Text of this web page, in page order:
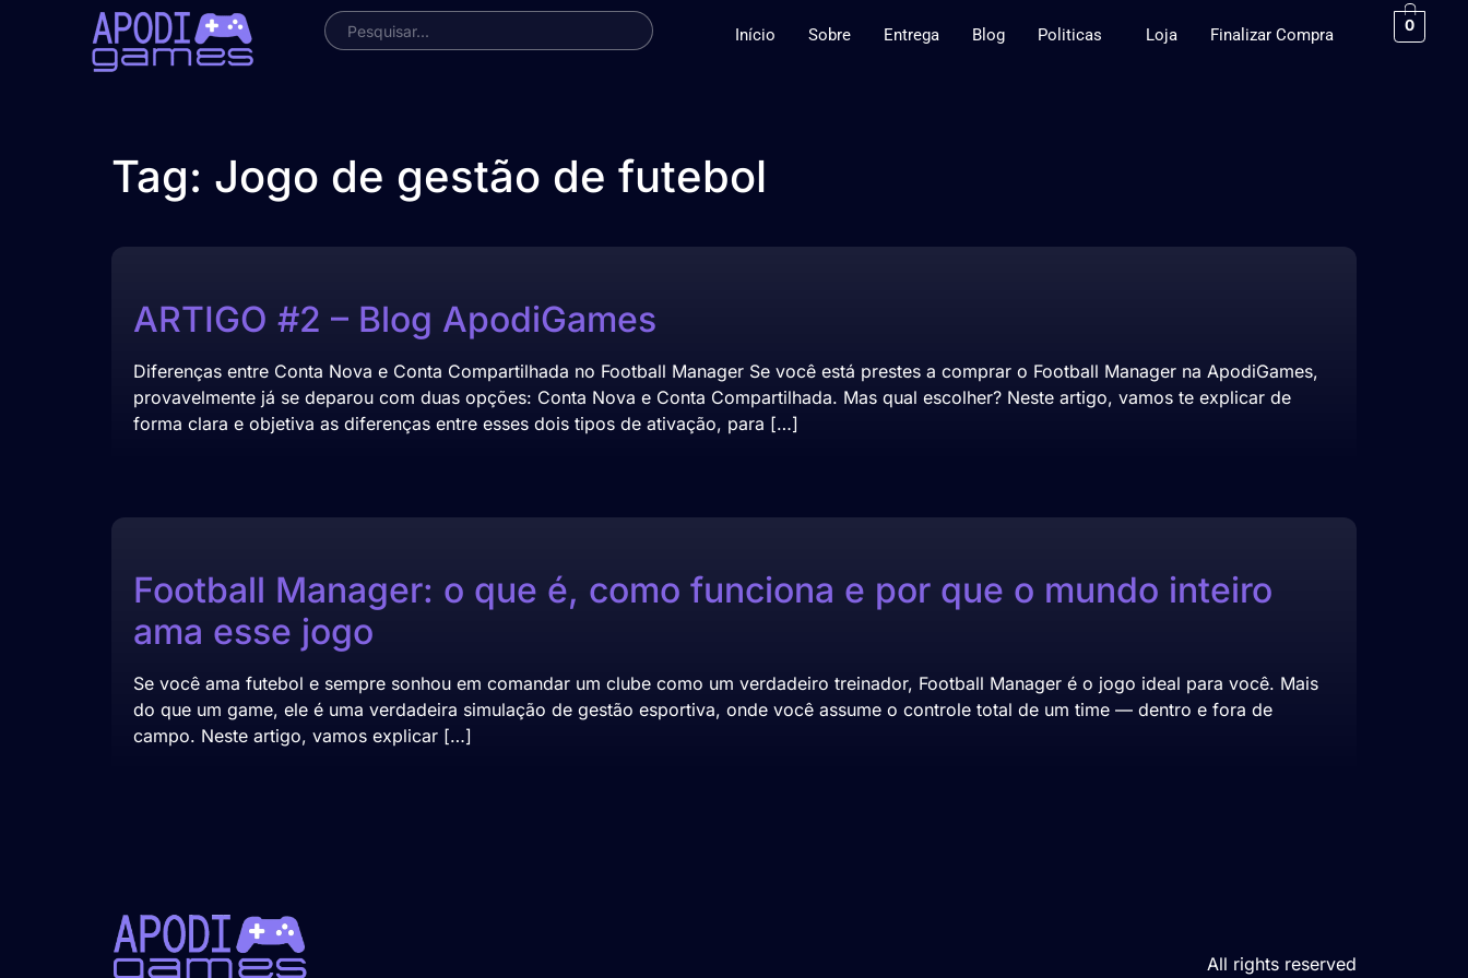
Início Sobre Entrega Blog Politicas Loja Finalizar Compra 0
Tag: Jogo de gestão de futebol
ARTIGO #2 – Blog ApodiGames
Diferenças entre Conta Nova e Conta Compartilhada no Football Manager Se você está prestes a comprar o Football Manager na ApodiGames,
provavelmente já se deparou com duas opções: Conta Nova e Conta Compartilhada. Mas qual escolher? Neste artigo, vamos te explicar de
forma clara e objetiva as diferenças entre esses dois tipos de ativação, para […]
Football Manager: o que é, como funciona e por que o mundo inteiro
ama esse jogo
Se você ama futebol e sempre sonhou em comandar um clube como um verdadeiro treinador, Football Manager é o jogo ideal para você. Mais
do que um game, ele é uma verdadeira simulação de gestão esportiva, onde você assume o controle total de um time — dentro e fora de
campo. Neste artigo, vamos explicar […]
All rights reserved